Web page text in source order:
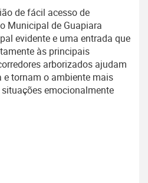
de fácil acesso de
Municipal de Guapiara
evidente e uma entrada que
às principais
arborizados ajudam
tornam o ambiente mais
emocionalmente